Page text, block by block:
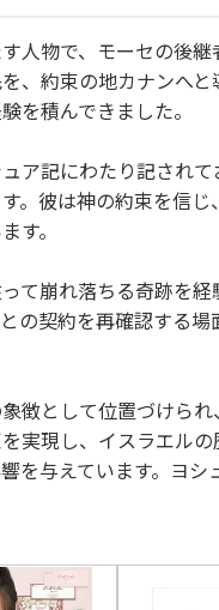
人物で、モーセの後
、約束の地カナンへ
を積んできました。
ア記にわたり記され
。彼は神の約束を信
す。
て崩れ落ちる奇跡を
の契約を再確認する
徴として位置づけら
実現し、イスラエル
を与えています。ヨ